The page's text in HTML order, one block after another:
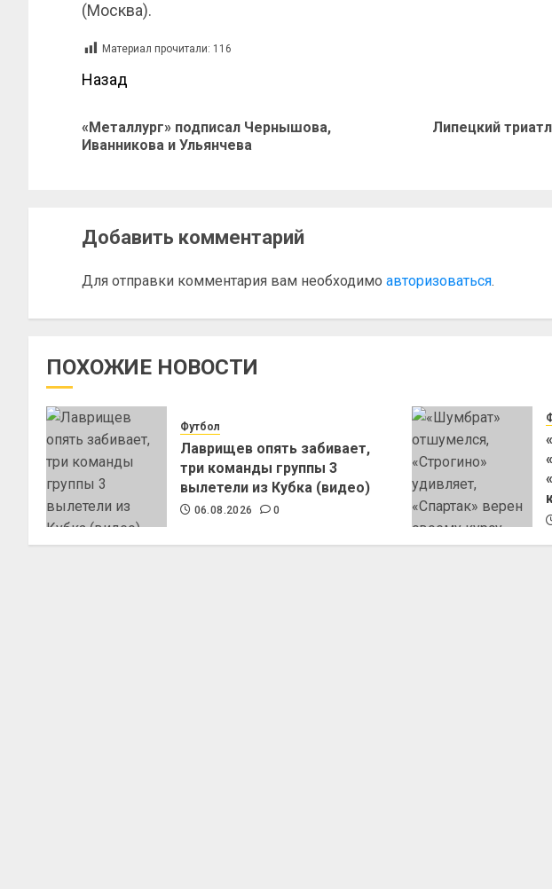
(Москва).
Материал прочитали: 116
Назад
«Металлург» подписал Чернышова,
Иванникова и Ульянчева
Липецкий
Добавить комментарий
Для отправки комментария вам необходимо авторизоваться.
ПОХОЖИЕ НОВОСТИ
Футбол
Лаврищев опять забивает,
три команды группы 3
вылетели из Кубка (видео)
06.08.2026 0